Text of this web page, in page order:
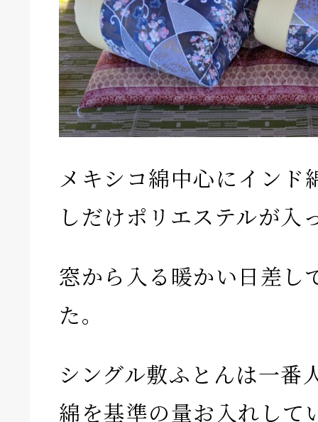
メキシコ綿中心にインド
しだけポリエステルが入
窓から入る暖かい日差し
た。
シングル敷ふとんは一番
綿を基準の量お入れして